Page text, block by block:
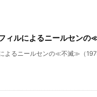
ィルによるニールセン
よるニールセンの≪不滅≫（